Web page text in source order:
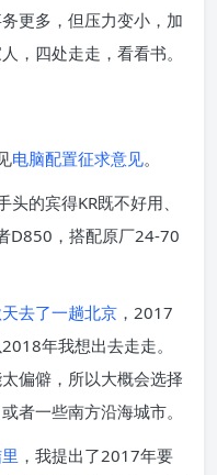
更多，但压力变小，加
，四处走走，看看书。
电脑配置征求意见。
的宾得KR既不好用、
D850，搭配原厂24-70
去了一趟北京 ，2017
年我想出去走走。
偏僻，所以大概会选择
者一些南方沿海城市。
，我提出了2017年要